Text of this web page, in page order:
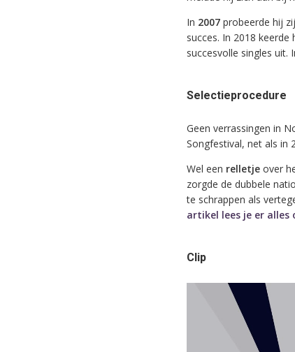
In 2007probeerde hij
succes. In 2018
succesvolle singles
Selectieprocedure
Geen verrassingen in
Songfestival, net als in
Wel een relletjeover
zorgde de dubbele
te schrappen als
artikel lees je er alles
Clip